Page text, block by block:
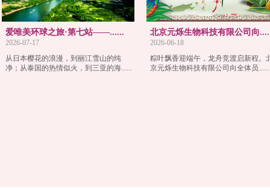
爱唯美环球之旅·第七站——......
2026-07-17
从日本樱花的浪漫，到丽江雪山的纯
净；从泰国的热情似火，到三亚的海......
北京元烁生物科技有限公司向
2026-06-18
粽叶飘香迎端午，龙舟竞渡启新程。
京元烁生物科技有限公司向全体员......